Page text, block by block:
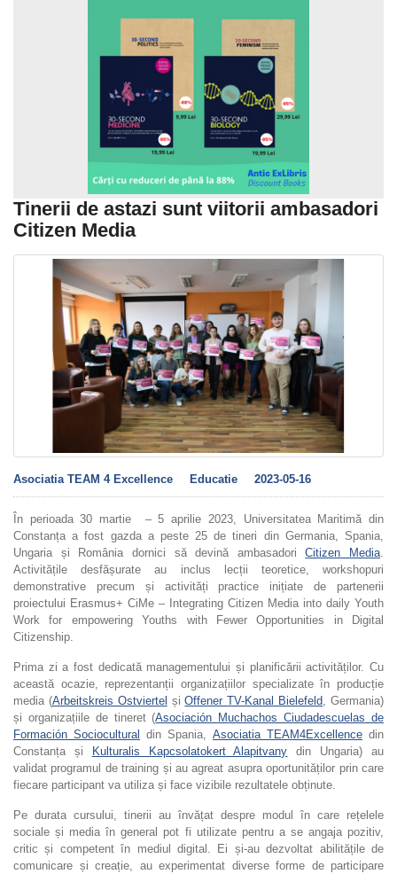
Tinerii de astazi sunt viitorii ambasadori
Citizen Media
Asociatia TEAM 4 Excellence Educatie 2023-05-16
În perioada 30 martie – 5 aprilie 2023, Universitatea Maritimă din
Constanța a fost gazda a peste 25 de tineri din Germania, Spania,
Ungaria și România dornici să devină ambasadoriCitizen Media.
Activitățile desfășurate au inclus lecții teoretice, workshopuri
demonstrative precum și activități practice inițiate de partenerii
proiectului Erasmus+ CiMe – Integrating Citizen Media into daily Youth
Work for empowering Youths with Fewer Opportunities in Digital
Citizenship.
Prima zi a fost dedicată managementului și planificării activităților. Cu
această ocazie, reprezentanții organizațiilor specializate în producție
media (Arbeitskreis Ostviertel șiOffener TV-Kanal Bielefeld, Germania)
și organizațiile de tineret (Asociación Muchachos Ciudadescuelas de
Formación Sociocultural din Spania, Asociatia TEAM4Excellence din
Constanța și
Kulturalis Kapcsolatokert Alapitvany din Ungaria) au
validat programul de training și au agreat asupra oportunităților prin care
fiecare participant va utiliza și face vizibile rezultatele obținute.
Pe durata cursului, tinerii au învățat despre modul în care rețelele
sociale și media în general pot fi utilizate pentru a se angaja pozitiv,
critic și competent în mediul digital. Ei și-au dezvoltat abilitățile de
comunicare și creație, au experimentat diverse forme de participare